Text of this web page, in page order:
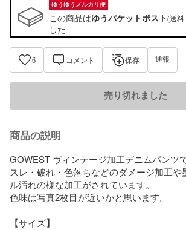
ゆうゆうメルカリ便
この商品はゆうパケットポスト(送料
した
6 コメント 保存 通報
売り切れました
商品の説明
GOWEST ヴィンテージ加工デニムパンツで
スレ・破れ・色落ちなどのダメージ加工や
ル汚れの様な加工がされています。
色味は写真2枚目が近いかと思います。
【サイズ】